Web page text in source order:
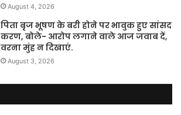
August 4, 2026
पिता बृज भूषण के बरी होने पर भावुक हुए सांसद
करण, बोले- आरोप लगाने वाले आज जवाब दें,
वरना मुंह न दिखाएं.
August 3, 2026